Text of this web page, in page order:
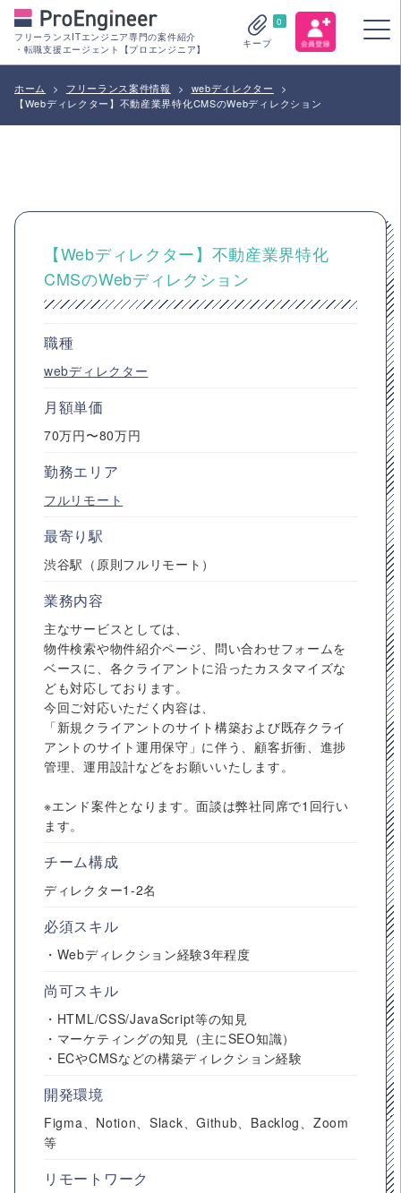
フリーランスITエンジニア専門の案件紹介
・転職支援エージェント【プロエンジニア】
0
キープ
ホーム > フリーランス案件情報 > webディレクター
>
【Webディレクター】不動産業界特化CMSのWebディレクション
【Webディレクター】不動産業界特化
CMSのWebディレクション
職種
webディレクター
月額単価
70万円〜80万円
勤務エリア
フルリモート
最寄り駅
渋谷駅（原則フルリモート）
業務内容
主なサービスとしては、
物件検索や物件紹介ページ、問い合わせフォームを
ベースに、各クライアントに沿ったカスタマイズな
ども対応しております。
今回ご対応いただく内容は、
「新規クライアントのサイト構築および既存クライ
アントのサイト運用保守」に伴う、顧客折衝、進捗
管理、運用設計などをお願いいたします。
※エンド案件となります。面談は弊社同席で1回行い
ます。
チーム構成
ディレクター1-2名
必須スキル
・Webディレクション経験3年程度
尚可スキル
・HTML/CSS/JavaScript等の知見
・マーケティングの知見（主にSEO知識）
・ECやCMSなどの構築ディレクション経験
開発環境
Figma、Notion、Slack、Github、Backlog、Zoom
等
リモートワーク